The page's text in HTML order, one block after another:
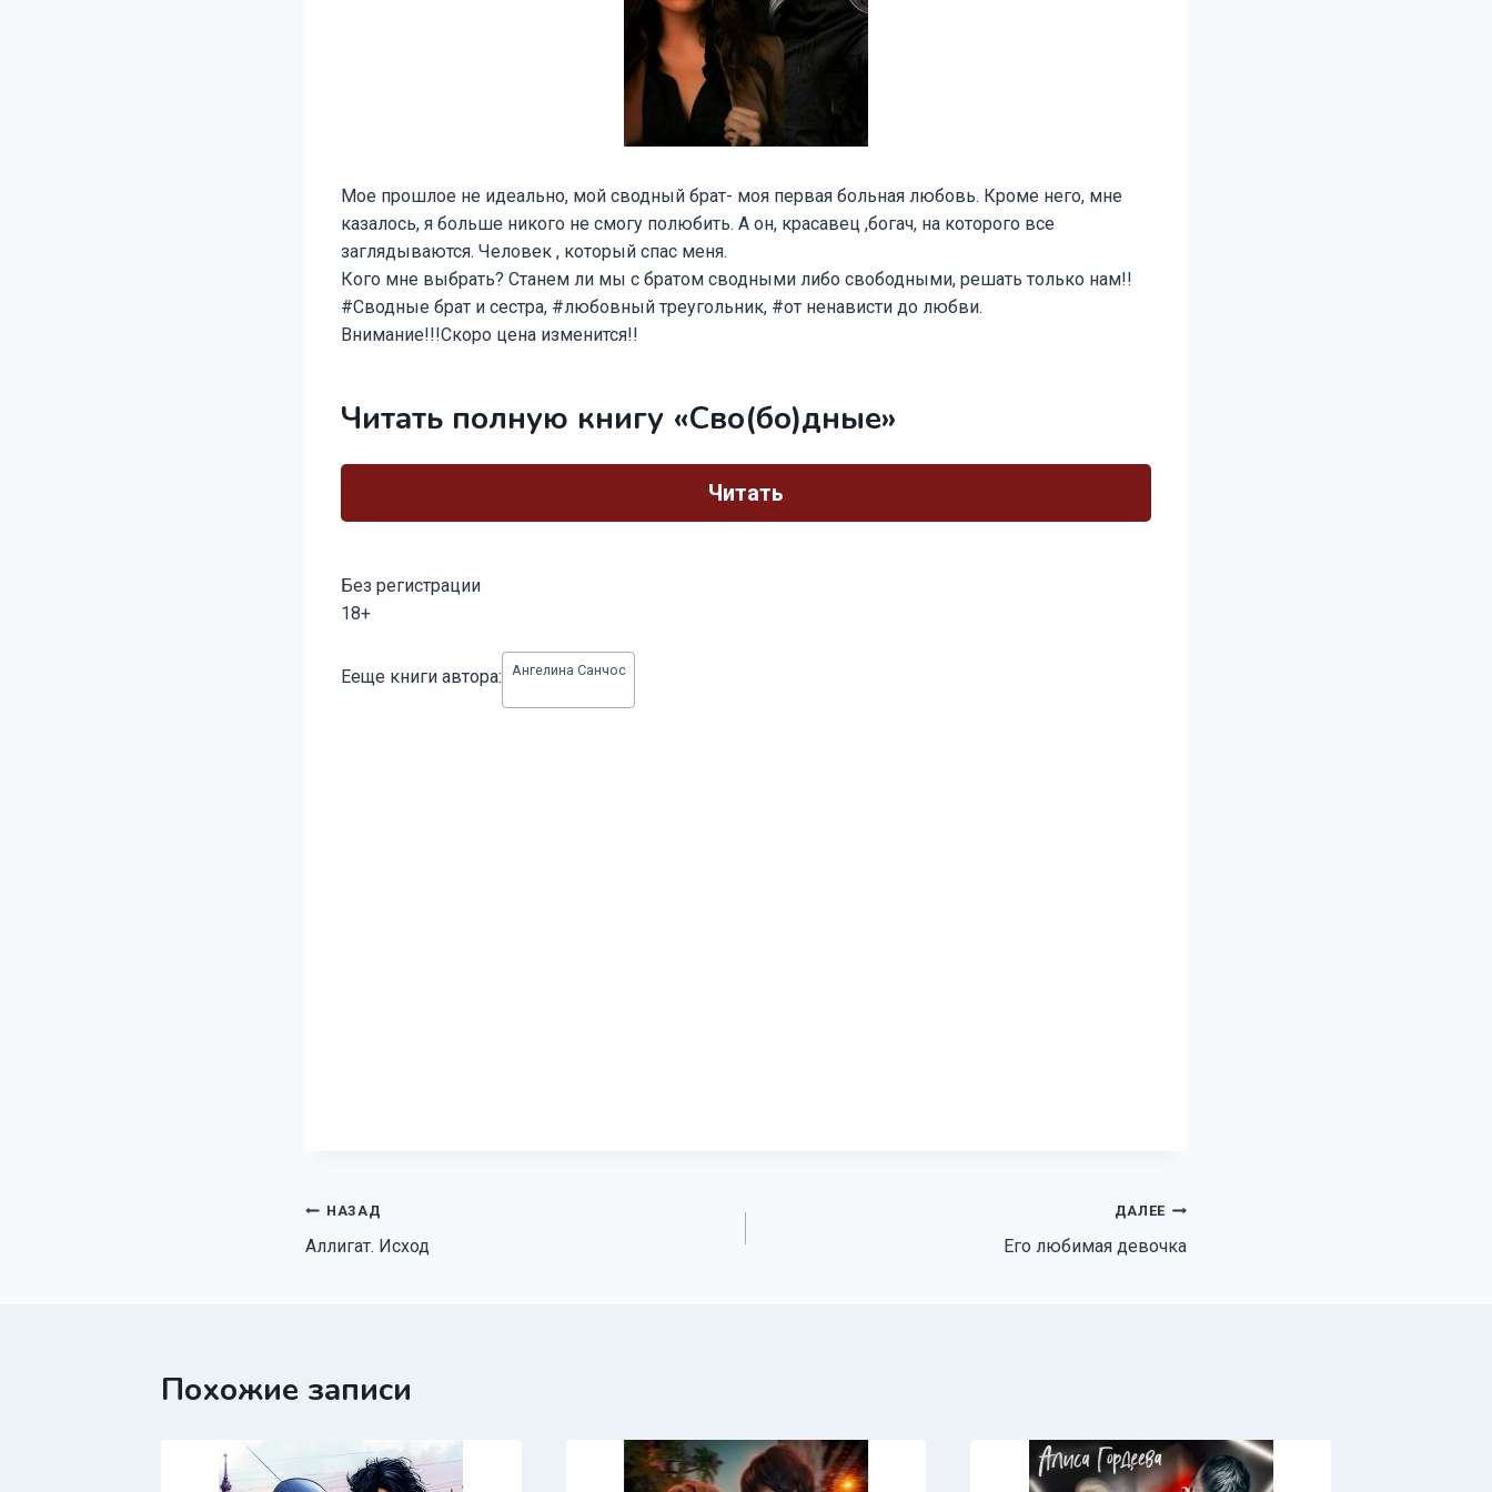
Мое прошлое не идеально, мой сводный брат- моя первая больная любовь. Кроме него, мне
казалось, я больше никого не смогу полюбить. А он, красавец ,богач, на которого все
заглядываются. Человек , который спас меня.
Кого мне выбрать? Станем ли мы с братом сводными либо свободными, решать только нам!!
#Сводные брат и сестра, #любовный треугольник, #от ненависти до любви.
Внимание!!!Скоро цена изменится!!
Читать полную книгу «Сво(бо)дные»
Читать
Без регистрации
18+
записи:
Ееще книги автора: Ангелина Санчос
Навигация
по
НАЗАД
Аллигат. Исход
ДАЛЕЕ
Его любимая девочка
Похожие записи